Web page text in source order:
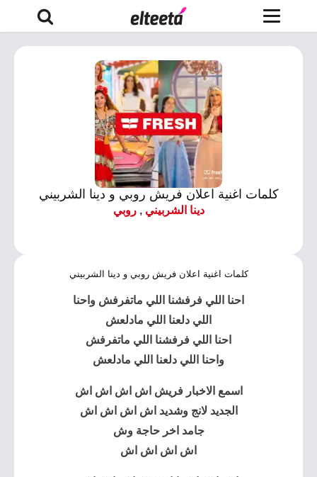
كلمات اغنية اعلان فريش روبي و دينا الشربيني
دينا الشربيني ,روبي
كلمات اغنية اعلان فريش روبي و دينا الشربيني
احنا اللي فرفشنا اللي ماتفرفش واحنا
اللي دلعنا اللي مادلعش
احنا اللي فرفشنا اللي ماتفرفش
واحنا اللي دلعنا اللي مادلعش
اسمع الاخبار فريش اش اش اش اش
الجديد لانج وشديد اش اش اش اش
جامد اخر حاجة وش
اش اش اش اش